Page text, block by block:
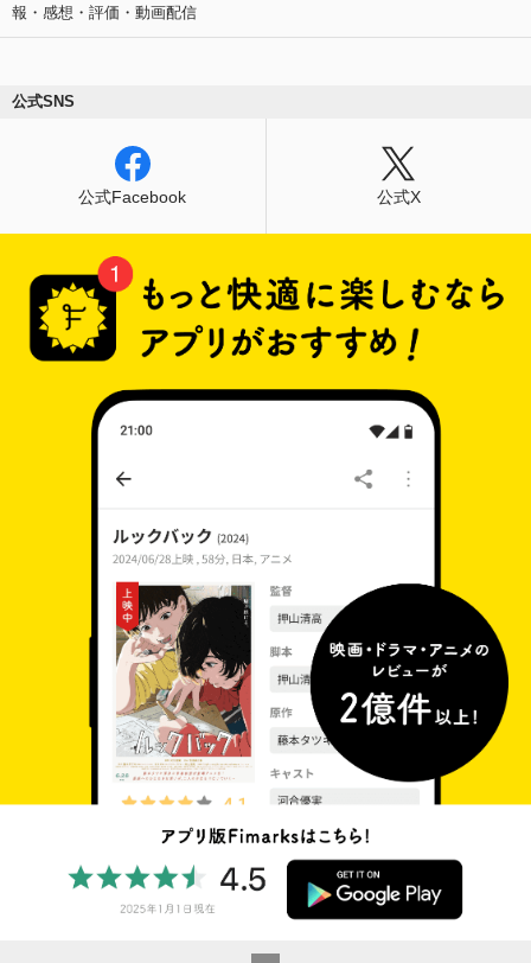
報・感想・評価・動画配信
公式SNS
公式Facebook 公式X